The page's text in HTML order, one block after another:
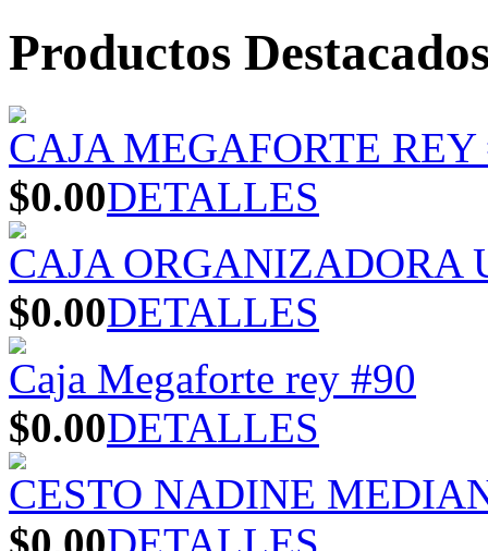
Productos
CAJA MEGAFORTE
$0.00DETALLES
CAJA ORGANIZADORA
$0.00DETALLES
Caja Megaforte rey #90
$0.00DETALLES
CESTO NADINE